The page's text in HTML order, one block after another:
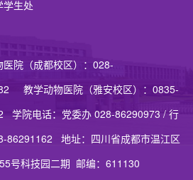
学生处
医院（成都校区）：028-
教学动物医院（雅安校区）：0835-
学院电话：党委办 028-86290973 / 行
86291162 地址：四川省成都市温江区
号科技园二期 邮编：611130